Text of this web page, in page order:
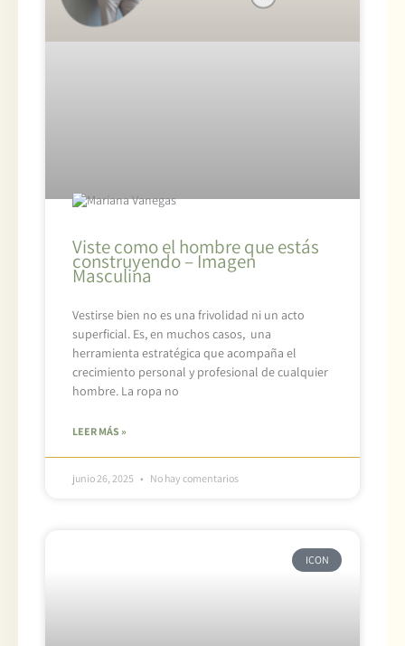
Viste como el hombre que estás
construyendo – Imagen
Masculina
Vestirse bien no es una frivolidad ni un acto
superficial. Es, en muchos casos, una
herramienta estratégica que acompaña el
crecimiento personal y profesional de cualquier
hombre. La ropa no
LEER MÁS »
junio 26, 2025 No hay comentarios
ICON